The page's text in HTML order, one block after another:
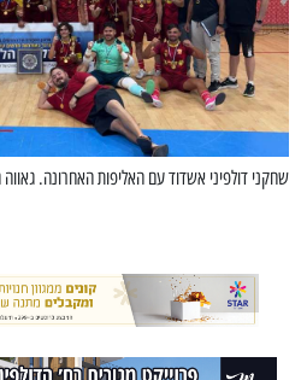
שחקני דולפיני אשדוד עם האליפות האחרונה.